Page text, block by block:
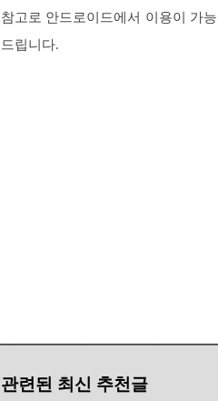
참고로 안드로이드에서 이용이 가
드립니다.
관련된 최신 추천글